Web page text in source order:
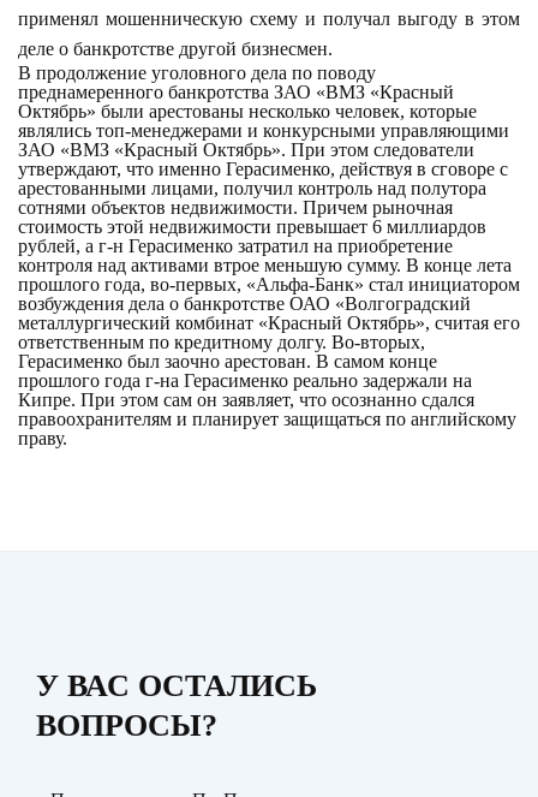
применял мошенническую схему и получал выгоду в этом
деле о банкротстве другой бизнесмен.
В продолжение уголовного дела по поводу
преднамеренного банкротства ЗАО «ВМЗ «Красный
Октябрь» были арестованы несколько человек, которые
являлись топ-менеджерами и конкурсными управляющими
ЗАО «ВМЗ «Красный Октябрь». При этом следователи
утверждают, что именно Герасименко, действуя в сговоре с
арестованными лицами, получил контроль над полутора
сотнями объектов недвижимости. Причем рыночная
стоимость этой недвижимости превышает 6 миллиардов
рублей, а г-н Герасименко затратил на приобретение
контроля над активами втрое меньшую сумму. В конце лета
прошлого года, во-первых, «Альфа-Банк» стал инициатором
возбуждения дела о банкротстве ОАО «Волгоградский
металлургический комбинат «Красный Октябрь», считая его
ответственным по кредитному долгу. Во-вторых,
Герасименко был заочно арестован. В самом конце
прошлого года г-на Герасименко реально задержали на
Кипре. При этом сам он заявляет, что осознанно сдался
правоохранителям и планирует защищаться по английскому
праву.
У ВАС ОСТАЛИСЬ
ВОПРОСЫ?